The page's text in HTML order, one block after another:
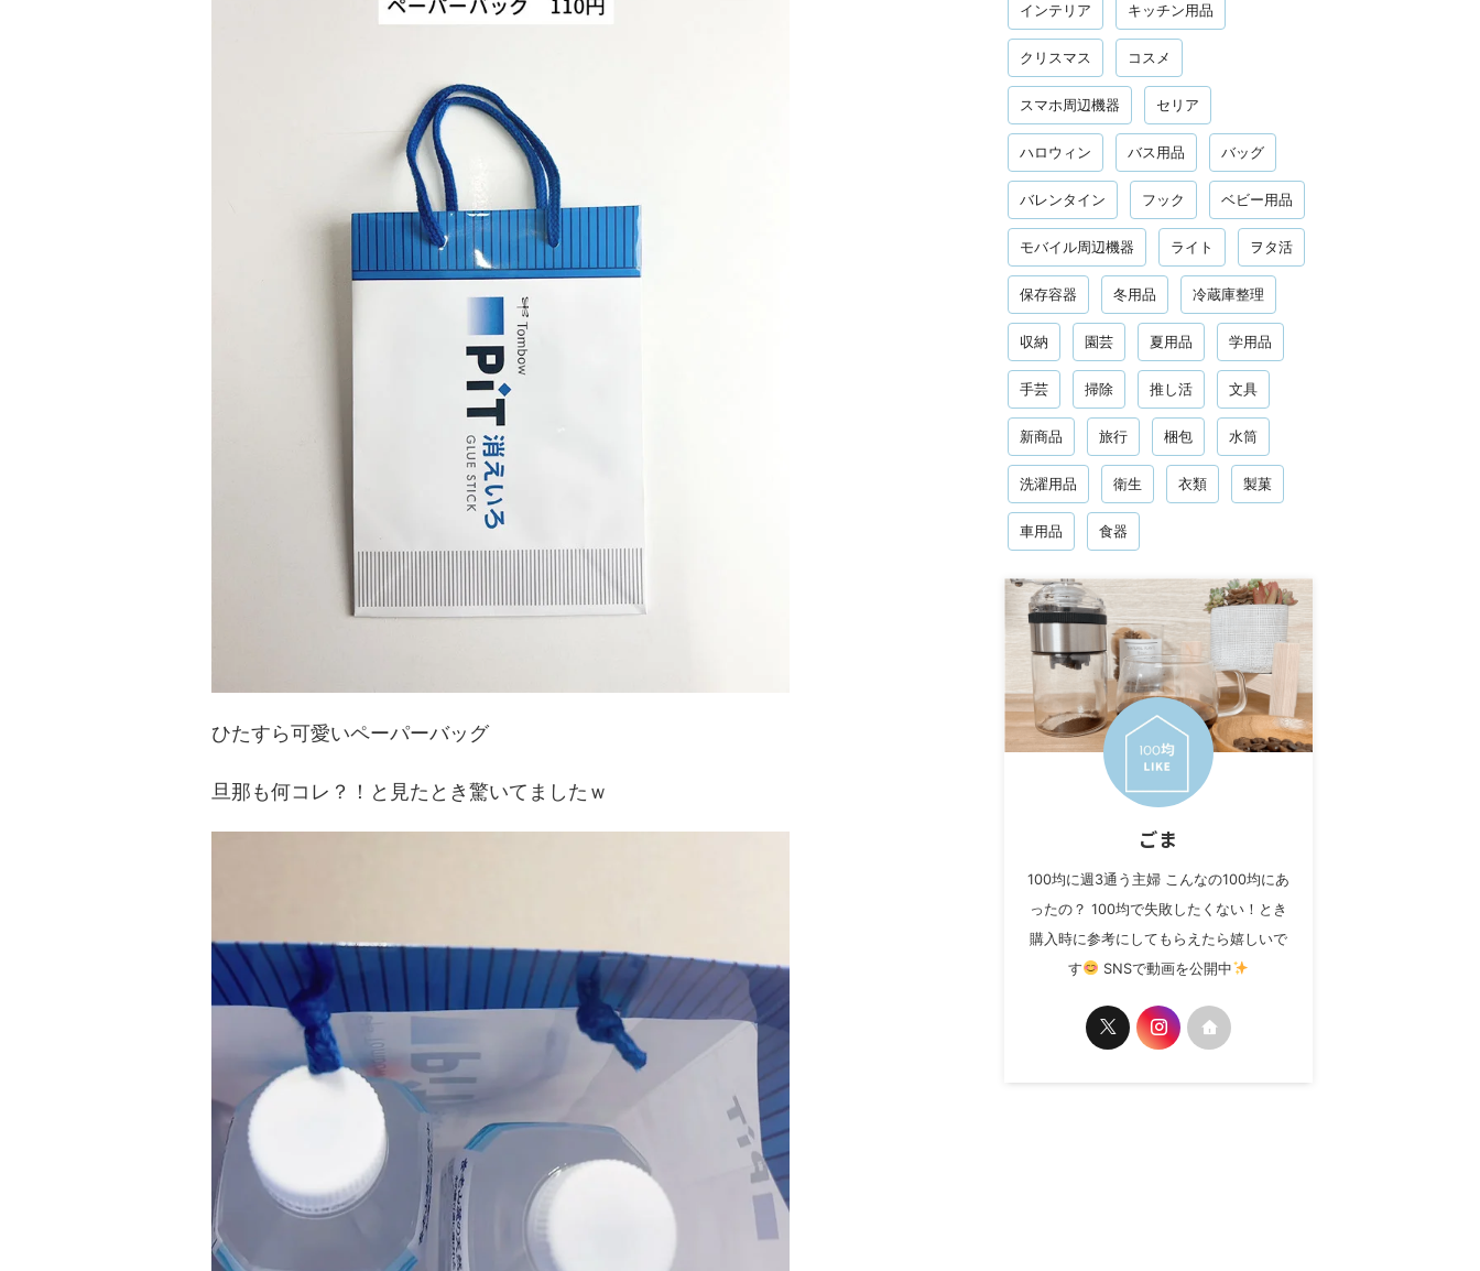
ひたすら可愛いペーパーバッグ
旦那も何コレ？！と見たとき驚いてましたｗ
インテリア キッチン用品
クリスマス コスメ
スマホ周辺機器 セリア
ハロウィン バス用品 バッグ
バレンタイン フック ベビー用品
モバイル周辺機器 ライト ヲタ活
保存容器 冬用品 冷蔵庫整理
収納 園芸 夏用品 学用品
手芸 掃除 推し活 文具
新商品 旅行 梱包 水筒
洗濯用品 衛生 衣類 製菓
車用品 食器
ごま
100均に週3通う主婦 こんなの100均にあ
ったの？ 100均で失敗したくない！とき
購入時に参考にしてもらえたら嬉しいで
す
SNSで動画を公開中